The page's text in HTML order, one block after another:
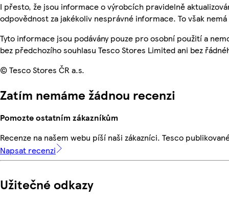
I přesto, že jsou informace o výrobcích pravidelně
odpovědnost za jakékoliv nesprávné informace. To však
Tyto informace jsou podávány pouze pro osobní použití a
bez předchozího souhlasu Tesco Stores Limited ani bez
© Tesco Stores ČR a.s.
Zatím nemáme žádnou recenzi
Pomozte ostatním zákazníkům
Recenze na našem webu píší naši zákazníci. Tesco
Napsat recenzi
Užitečné odkazy